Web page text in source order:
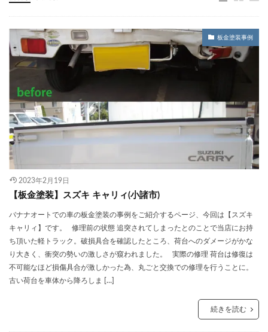
板金塗装事例
2023年2月19日
【板金塗装】スズキ キャリィ(小諸市)
バナナオートでの車の板金塗装の事例をご紹介するページ、今回は【スズキ
キャリィ】です。 修理前の状態 追突されてしまったとのことで当店にお持
ち頂いた軽トラック。破損具合を確認したところ、荷台へのダメージがかな
り大きく、衝突の勢いの激しさが窺われました。 実際の修理 荷台は修復は
不可能なほど損傷具合が激しかった為、丸ごと交換での修理を行うことに。
古い荷台を車体から降ろしま […]
続きを読む